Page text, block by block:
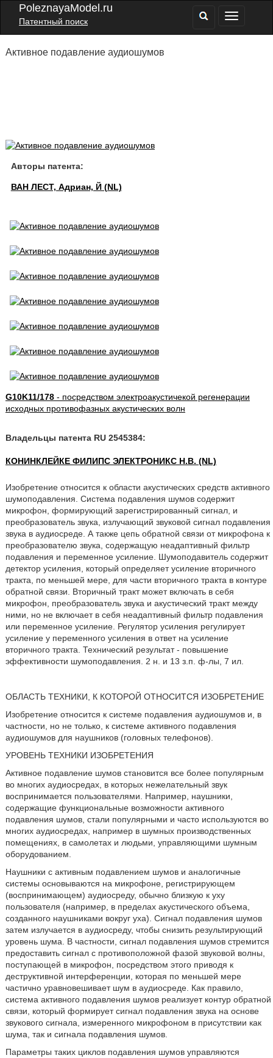
PoleznayaModel.ru
Патентный поиск
Активное подавление аудиошумов
Авторы патента:
ВАН ЛЕСТ, Адриан, Й (NL)
G10K11/178- посредством электроакустичекой регенерации
исходных противофазных акустических волн
Владельцы патента RU 2545384:
КОНИНКЛЕЙКЕ ФИЛИПС ЭЛЕКТРОНИКС Н.В. (NL)
Изобретение относится к области акустических средств активного
шумоподавления. Система подавления шумов содержит
микрофон, формирующий зарегистрированный сигнал, и
преобразователь звука, излучающий звуковой сигнал подавления
звука в аудиосреде. А также цепь обратной связи от микрофона к
преобразователю звука, содержащую неадаптивный фильтр
подавления и переменное усиление. Шумоподавитель содержит
детектор усиления, который определяет усиление вторичного
тракта, по меньшей мере, для части вторичного тракта в контуре
обратной связи. Вторичный тракт может включать в себя
микрофон, преобразователь звука и акустический тракт между
ними, но не включает в себя неадаптивный фильтр подавления
или переменное усиление. Регулятор усиления регулирует
усиление у переменного усиления в ответ на усиление
вторичного тракта. Технический результат - повышение
эффективности шумоподавления. 2 н. и 13 з.п. ф-лы, 7 ил.
ОБЛАСТЬ ТЕХНИКИ, К КОТОРОЙ ОТНОСИТСЯ ИЗОБРЕТЕНИЕ
Изобретение относится к системе подавления аудиошумов и, в
частности, но не только, к системе активного подавления
аудиошумов для наушников (головных телефонов).
УРОВЕНЬ ТЕХНИКИ ИЗОБРЕТЕНИЯ
Активное подавление шумов становится все более популярным
во многих аудиосредах, в которых нежелательный звук
воспринимается пользователями. Например, наушники,
содержащие функциональные возможности активного
подавления шумов, стали популярными и часто используются во
многих аудиосредах, например в шумных производственных
помещениях, в самолетах и людьми, управляющими шумным
оборудованием.
Наушники с активным подавлением шумов и аналогичные
системы основываются на микрофоне, регистрирующем
(воспринимающем) аудиосреду, обычно близкую к уху
пользователя (например, в пределах акустического объема,
созданного наушниками вокруг уха). Сигнал подавления шумов
затем излучается в аудиосреду, чтобы снизить результирующий
уровень шума. В частности, сигнал подавления шумов стремится
предоставить сигнал с противоположной фазой звуковой волны,
поступающей в микрофон, посредством этого приводя к
деструктивной интерференции, которая по меньшей мере
частично уравновешивает шум в аудиосреде. Как правило,
система активного подавления шумов реализует контур обратной
связи, который формирует сигнал подавления звука на основе
звукового сигнала, измеренного микрофоном в присутствии как
шума, так и сигнала подавления шумов.
Параметры таких циклов подавления шумов управляются